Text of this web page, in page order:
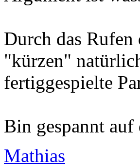
Argument ist
Durch das
"kürzen"
Bin gespannt